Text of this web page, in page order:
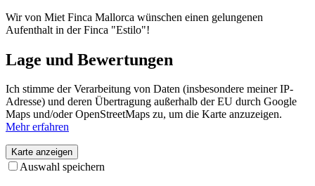
Wir von Miet Finca Mallorca wünschen einen gelungenen
Aufenthalt in der Finca "Estilo"!
Lage und Bewertungen
Ich stimme der Verarbeitung von Daten (insbesondere meiner IP-
Adresse) und deren Übertragung außerhalb der EU durch Google
Maps und/oder OpenStreetMaps zu, um die Karte anzuzeigen.
Mehr erfahren
Karte anzeigen
Auswahl speichern